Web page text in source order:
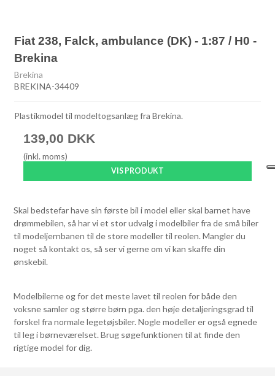
Fiat 238, Falck, ambulance (DK) - 1:87 / H0 -
Brekina
Brekina
BREKINA-34409
Plastikmodel til modeltogsanlæg fra Brekina.
139,00 DKK
(inkl. moms)
VIS PRODUKT
Skal bedstefar have sin første bil i model eller skal barnet have
drømmebilen, så har vi et stor udvalg i modelbiler fra de små biler
til modeljernbanen til de store modeller til reolen. Mangler du
noget så kontakt os, så ser vi gerne om vi kan skaffe din
ønskebil.
Modelbilerne og for det meste lavet til reolen for både den
voksne samler og større børn pga. den høje detaljeringsgrad til
forskel fra normale legetøjsbiler. Nogle modeller er også egnede
til leg i børneværelset. Brug søgefunktionen til at finde den
rigtige model for dig.